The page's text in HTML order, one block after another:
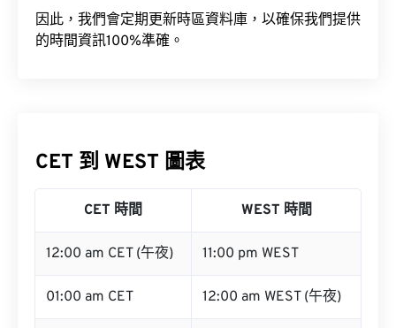
因此，我們會定期更新時區資料庫，以確保我們提供
的時間資訊100%準確。
CET 到 WEST 圖表
CET 時間 WEST 時間
12:00 am CET (午夜) 11:00 pm WEST
01:00 am CET 12:00 am WEST (午夜)